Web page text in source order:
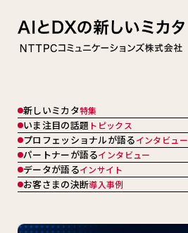
新しいミカタ特集
いま注目の話題 トピックス
プロフェッショナルが語るインタビュー
パートナーが語るインタビュー
データが語るインサイト
お客さまの決断導入事例